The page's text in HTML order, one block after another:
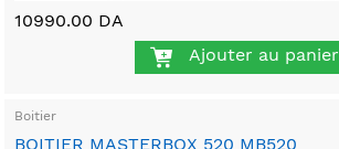
10990.00 DA
Ajouter au panier
Boitier
BOITIER MASTERBOX 520 MB520